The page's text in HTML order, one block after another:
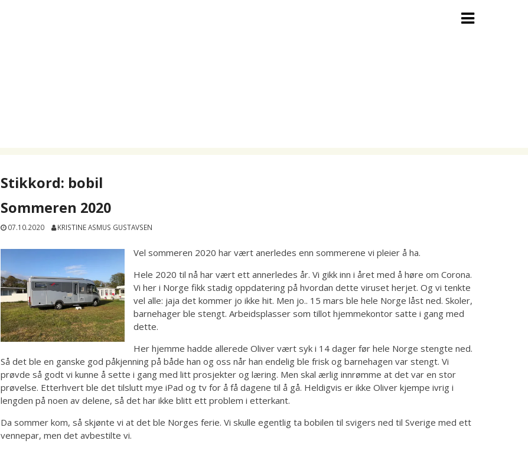
Stikkord: bobil
Sommeren 2020
07.10.2020 KRISTINE ASMUS GUSTAVSEN
Vel sommeren 2020 har vært anerledes enn sommerene vi pleier å ha.
Hele 2020 til nå har vært ett annerledes år. Vi gikk inn i året med å høre om Corona.
Vi her i Norge fikk stadig oppdatering på hvordan dette viruset herjet. Og vi tenkte
vel alle: jaja det kommer jo ikke hit. Men jo.. 15 mars ble hele Norge låst ned. Skoler,
barnehager ble stengt. Arbeidsplasser som tillot hjemmekontor satte i gang med
dette.
Her hjemme hadde allerede Oliver vært syk i 14 dager før hele Norge stengte ned.
Så det ble en ganske god påkjenning på både han og oss når han endelig ble frisk og barnehagen var stengt. Vi
prøvde så godt vi kunne å sette i gang med litt prosjekter og læring. Men skal ærlig innrømme at det var en stor
prøvelse. Etterhvert ble det tilslutt mye iPad og tv for å få dagene til å gå. Heldigvis er ikke Oliver kjempe ivrig i
lengden på noen av delene, så det har ikke blitt ett problem i etterkant.
Da sommer kom, så skjønte vi at det ble Norges ferie. Vi skulle egentlig ta bobilen til svigers ned til Sverige med ett
vennepar, men det avbestilte vi.